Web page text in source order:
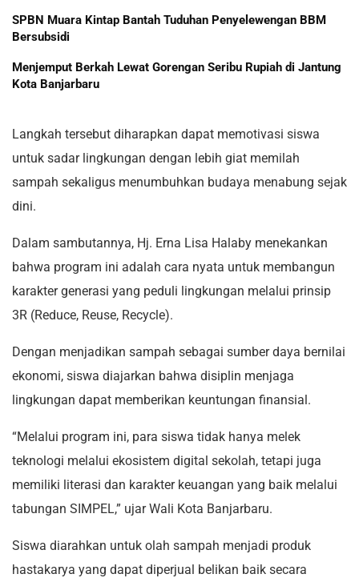
SPBN Muara Kintap Bantah Tuduhan Penyelewengan BBM
Bersubsidi
Menjemput Berkah Lewat Gorengan Seribu Rupiah di Jantung
Kota Banjarbaru
Langkah tersebut diharapkan dapat memotivasi siswa
untuk sadar lingkungan dengan lebih giat memilah
sampah sekaligus menumbuhkan budaya menabung sejak
dini.
Dalam sambutannya, Hj. Erna Lisa Halaby menekankan
bahwa program ini adalah cara nyata untuk membangun
karakter generasi yang peduli lingkungan melalui prinsip
3R (Reduce, Reuse, Recycle).
Dengan menjadikan sampah sebagai sumber daya bernilai
ekonomi, siswa diajarkan bahwa disiplin menjaga
lingkungan dapat memberikan keuntungan finansial.
“Melalui program ini, para siswa tidak hanya melek
teknologi melalui ekosistem digital sekolah, tetapi juga
memiliki literasi dan karakter keuangan yang baik melalui
tabungan SIMPEL,” ujar Wali Kota Banjarbaru.
Siswa diarahkan untuk olah sampah menjadi produk
hastakarya yang dapat diperjual belikan baik secara